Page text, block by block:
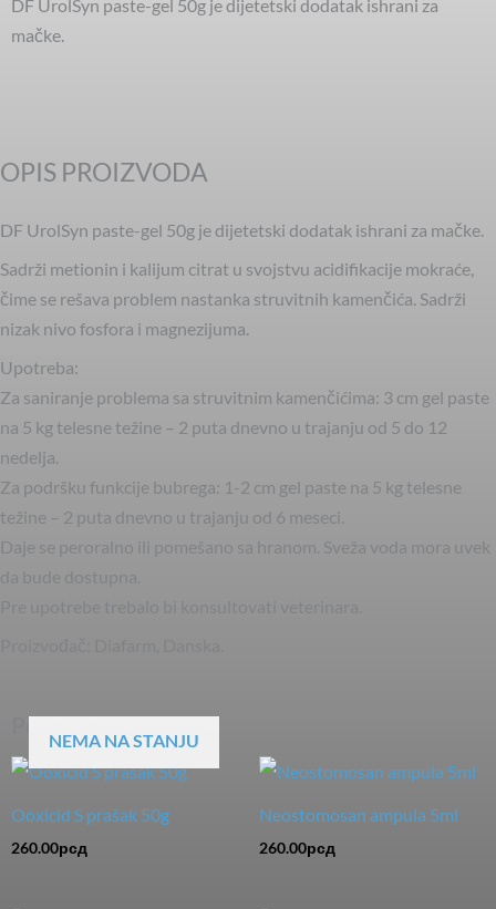
DF UrolSyn paste-gel 50g je dijetetski dodatak ishrani za
mačke.
OPIS PROIZVODA
DF UrolSyn paste-gel 50g je dijetetski dodatak ishrani za mačke.
Sadrži metionin i kalijum citrat u svojstvu acidifikacije mokraće,
čime se rešava problem nastanka struvitnih kamenčića. Sadrži
nizak nivo fosfora i magnezijuma.
Upotreba:
Za saniranje problema sa struvitnim kamenčićima: 3 cm gel paste
na 5 kg telesne težine – 2 puta dnevno u trajanju od 5 do 12
nedelja.
Za podršku funkcije bubrega: 1-2 cm gel paste na 5 kg telesne
težine – 2 puta dnevno u trajanju od 6 meseci.
Daje se peroralno ili pomešano sa hranom. Sveža voda mora uvek
da bude dostupna.
Povezani proizvodi
NEMA NA STANJU
Ooxicid S prašak 50g
260.00рсд
Neostomosan ampula 5ml
260.00рсд